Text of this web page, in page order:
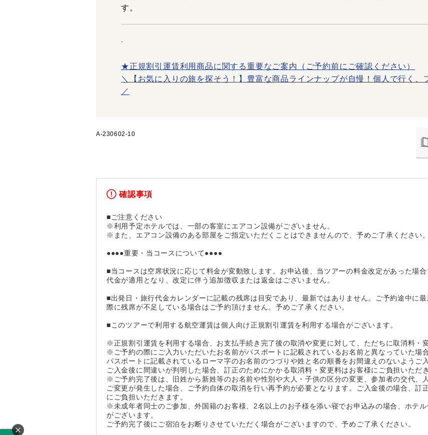
す。
★正規割引運賃利用商品に関する重要なご案内（ご予約前にご確認ください）
＼【お気に入りの旅を探そう！】豊富な商品ラインナップが自慢！個人で行く、
／
A-230602-10
確認事項
■ご注意ください
※利用予定ホテルでは、一部の客室にエアコン設備がございません。
※また、エアコン設備のある部屋をご指定いただくことはできませんので、予めご了承ください。
●●●●重要・当コースについて●●●●
■当コースは空席状況に応じて料金が変動致します。お申込後、当ツアーの料金改定があった場
代金が適用となり、改定に伴う追加徴収または返金はございません。
■出発日・旅行代金カレンダーに記載の残席は目安であり、最新ではありません。ご予約途中に
際に残席が不足している場合はご予約頂けません。予めご了承ください。
■このツアーで利用する航空運賃は個人向け正規割引運賃を利用する場合がございます。
※正規割引運賃を利用する場合、お支払手続き完了後の取消や変更に対して、ただちに取消料・
※ご予約の際にご入力いただいたお名前がパスポートに記載されているお名前と異なっていた場
パスポートに記載されているローマ字のお名前のつづりや姓と名の順番をお間違えのないようご
ご入金後に間違いが判明した場合、訂正のためにかかる取消料・変更料はお客様にご負担いただき
※ご予約完了後は、旧姓から新姓等のお名前や性別や大人・子供の区分の変更、参加者の交代、
ご変更が発生した場合、ご予約自体の取消を行い再予約が必要となります。ご入金後の場合、訂
にご負担いただきます。
※未成年者同士のご参加、外国籍のお客様、2名以上のお子様を添い寝でお申込みの場合、ホテ
がございます。
ご予約完了後にご宿泊をお断りさせていただく場合がございますので、予めご了承ください。